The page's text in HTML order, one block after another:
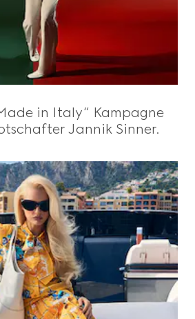
in Italy“ Kampagne
Jannik Sinner.